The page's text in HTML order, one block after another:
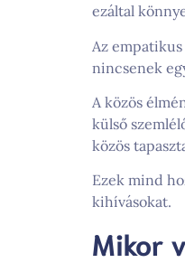
ezáltal
Az
nincsenek
A közös
külső
közös
Ezek mind
kihívásokat.
Mikor